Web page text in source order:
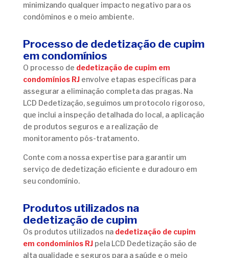
minimizando qualquer impacto negativo para os
condôminos e o meio ambiente.
Processo de dedetização de cupim
em condomínios
O processo de dedetização de cupim em
condomínios RJenvolve etapas específicas para
assegurar a eliminação completa das pragas. Na
LCD Dedetização, seguimos um protocolo rigoroso,
que inclui a inspeção detalhada do local, a aplicação
de produtos seguros e a realização de
monitoramento pós-tratamento.
Conte com a nossa expertise para garantir um
serviço de dedetização eficiente e duradouro em
seu condomínio.
Produtos utilizados na
dedetização de cupim
Os produtos utilizados na dedetização de cupim
em condomínios RJpela LCD Dedetização são de
alta qualidade e seguros para a saúde e o meio